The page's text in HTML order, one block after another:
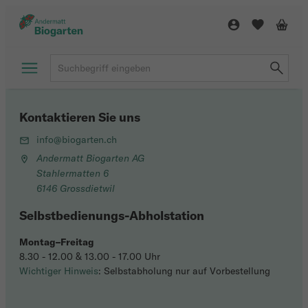
Kontaktieren Sie uns
info@biogarten.ch
Andermatt Biogarten AG
Stahlermatten 6
6146 Grossdietwil
Selbstbedienungs-Abholstation
Montag–Freitag
8.30 - 12.00 & 13.00 - 17.00 Uhr
Wichtiger Hinweis: Selbstabholung nur auf Vorbestellung